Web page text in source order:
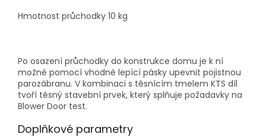
Hmotnost průchodky 10 kg
Po osazení průchodky do konstrukce domu je k ní
možné pomocí vhodné lepící pásky upevnit pojistnou
parozábranu. V kombinaci s těsnícím tmelem KTS díl
tvoří těsný stavební prvek, který splňuje požadavky na
Blower Door test.
Doplňkové parametry